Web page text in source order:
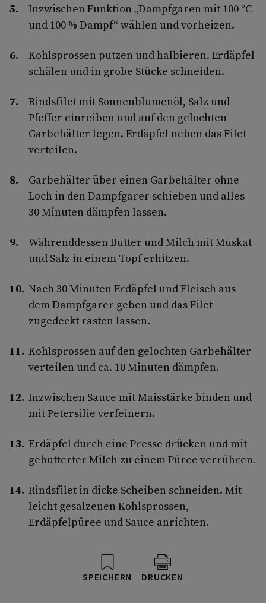
Inzwischen Funktion „Dampfgaren mit 100 °C
und 100 % Dampf“ wählen und vorheizen.
Kohlsprossen putzen und halbieren. Erdäpfel
schälen und in grobe Stücke schneiden.
Rindsfilet mit Sonnenblumenöl, Salz und
Pfeffer einreiben und auf den gelochten
Garbehälter legen. Erdäpfel neben das Filet
verteilen.
Garbehälter über einen Garbehälter ohne
Loch in den Dampfgarer schieben und alles
30 Minuten dämpfen lassen.
Währenddessen Butter und Milch mit Muskat
und Salz in einem Topf erhitzen.
Nach 30 Minuten Erdäpfel und Fleisch aus
dem Dampfgarer geben und das Filet
zugedeckt rasten lassen.
Kohlsprossen auf den gelochten Garbehälter
verteilen und ca. 10 Minuten dämpfen.
Inzwischen Sauce mit Maisstärke binden und
mit Petersilie verfeinern.
Erdäpfel durch eine Presse drücken und mit
gebutterter Milch zu einem Püree verrühren.
Rindsfilet in dicke Scheiben schneiden. Mit
leicht gesalzenen Kohlsprossen,
Erdäpfelpüree und Sauce anrichten.
SPEICHERN DRUCKEN